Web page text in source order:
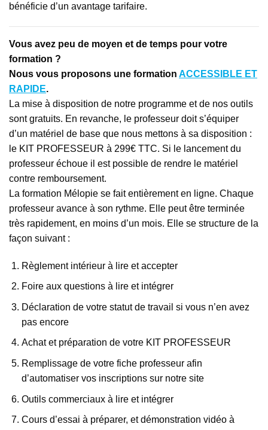
bénéficie d’un avantage tarifaire.
Vous avez peu de moyen et de temps pour votre
formation ?
Nous vous proposons une formation ACCESSIBLE ET
RAPIDE.
La mise à disposition de notre programme et de nos outils
sont gratuits. En revanche, le professeur doit s’équiper
d’un matériel de base que nous mettons à sa disposition :
le KIT PROFESSEUR à 299€ TTC. Si le lancement du
professeur échoue il est possible de rendre le matériel
contre remboursement.
La formation Mélopie se fait entièrement en ligne. Chaque
professeur avance à son rythme. Elle peut être terminée
très rapidement, en moins d’un mois. Elle se structure de la
façon suivant :
Règlement intérieur à lire et accepter
Foire aux questions à lire et intégrer
Déclaration de votre statut de travail si vous n’en avez
pas encore
Achat et préparation de votre KIT PROFESSEUR
Remplissage de votre fiche professeur afin
d’automatiser vos inscriptions sur notre site
Outils commerciaux à lire et intégrer
Cours d’essai à préparer, et démonstration vidéo à